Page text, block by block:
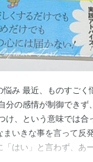
悩み 最近、ものすごく
分の感情が制御できず
け、という意味では合
まいきな事を言って反
「はい」と言わず、あ